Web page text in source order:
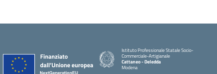
Istituto Professionale Statale Socio-
Commerciale-Artigianale
Cattaneo - Deledda
Modena